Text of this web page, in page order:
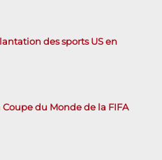
des sports US en
Coupe du Monde de la FIFA